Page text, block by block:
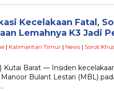
Kecelakaan Fatal,
Lemahnya K3 Jadi
| Kalimantan Timur | News | Sorot
Kutai Barat — Insiden
Manoor Bulant Lestari (MBL)